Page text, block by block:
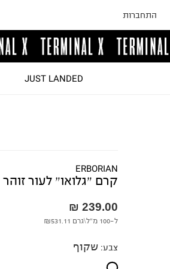
התחברות
JUST LANDED
ERBORIAN
קרם ״גלואו״ לעור זוהר Glow Cream
239.00 ₪
₪531.11 ל-100 מ"ל\גרם
צבע: שקוף